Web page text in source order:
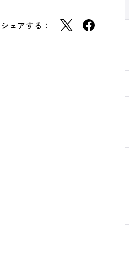
シェアする：